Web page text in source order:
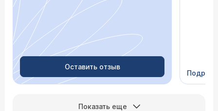
Оставить отзыв
Сейчас
Показать еще